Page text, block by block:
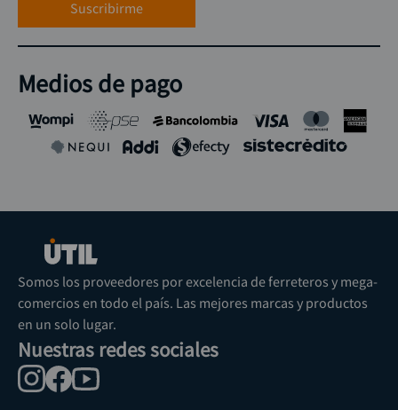
Suscribirme
Medios de pago
Somos los proveedores por excelencia de ferreteros y mega-
comercios en todo el país. Las mejores marcas y productos
en un solo lugar.
Nuestras redes sociales